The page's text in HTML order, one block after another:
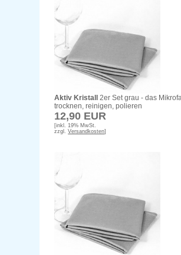
Aktiv Kristall
2er Set grau - das
trocknen, reinigen, polieren
12,90 EUR
[inkl. 19% MwSt.
zzgl.Versandkosten]